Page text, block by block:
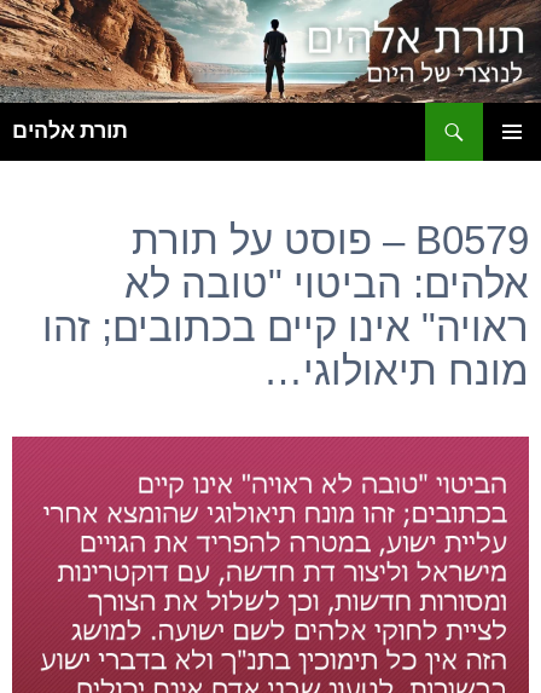
תורת אלהים
B0579 – פוסט על תורת
אלהים: הביטוי "טובה לא
ראויה" אינו קיים בכתובים; זהו
מונח תיאולוגי…